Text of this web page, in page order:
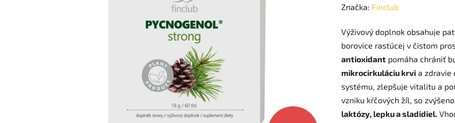
hodnotenie
je
0,0
z
5
hviezdičiek.
Značka: Finclub
Výživový doplnok obsahuje
borovice rastúcej v čistom
antioxidant pomáha chrániť
mikrocirkuláciu krvi a zdravie
systému, zlepšuje vitalitu a
vzniku kŕčových žíl, so
laktózy, lepku a sladidiel.